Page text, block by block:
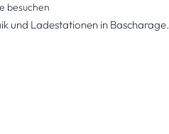
besuchen
und Ladestationen in Bascharage.